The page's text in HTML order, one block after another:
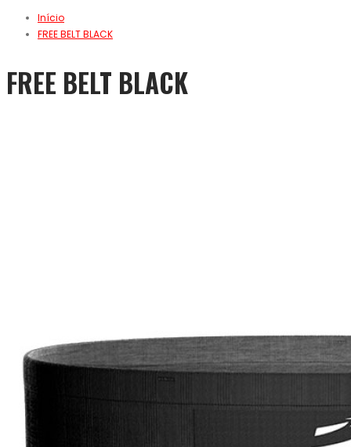
Início
FREE BELT BLACK
FREE BELT BLACK